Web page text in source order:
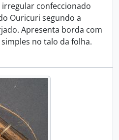
confeccionado
Ouricuri segundo a
Apresenta borda com
no talo da folha.